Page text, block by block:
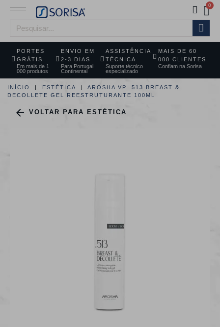
PORTES
GRÁTIS
Em mais de 1
000 produtos
ENVIO EM
2-3 DIAS
Para Portugal
Continental
ASSISTÊNCIA
TÉCNICA
Suporte técnico
especializado
MAIS DE 60
000 CLIENTES
Confiam na Sorisa
INÍCIO ESTÉTICA
AROSHA VP .513 BREAST &
DECOLLETE GEL REESTRUTURANTE 100ML
 VOLTAR PARA ESTÉTICA